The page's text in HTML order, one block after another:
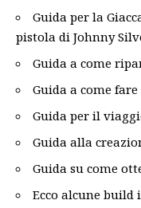
Guida per la
pistola di Johnny
Guida a come
Guida a come
Guida per il
Guida alla
Guida su come
Ecco alcune build